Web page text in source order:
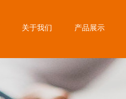
关于我们 产品展示